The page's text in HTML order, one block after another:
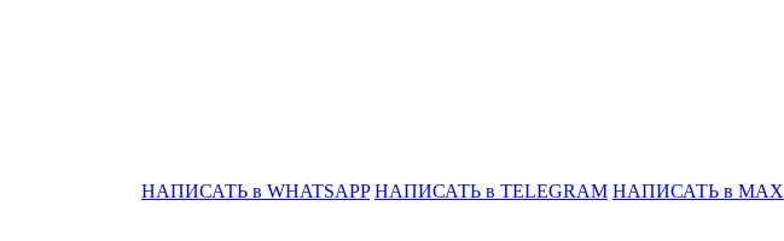
НАПИСАТЬ в WHATSAPP НАПИСАТЬ в TELEGRAM НАПИСАТЬ в MAX